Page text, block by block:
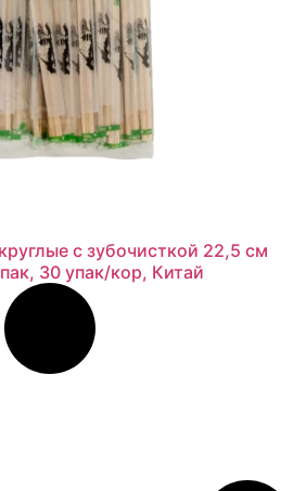
с зубочисткой 22,5 см
30 упак/кор, Китай